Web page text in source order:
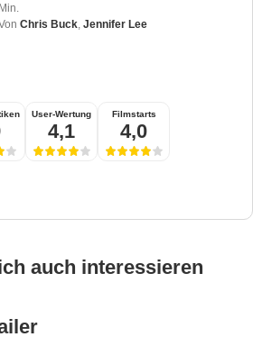
Min.
Chris Buck Jennifer Lee
User-Wertung
4,1
Filmstarts
4,0
auch interessieren